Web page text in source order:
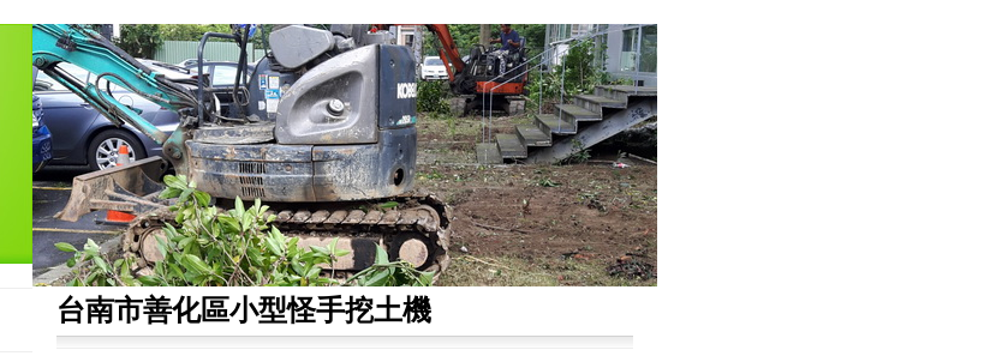
台南市善化區小型怪手挖土機